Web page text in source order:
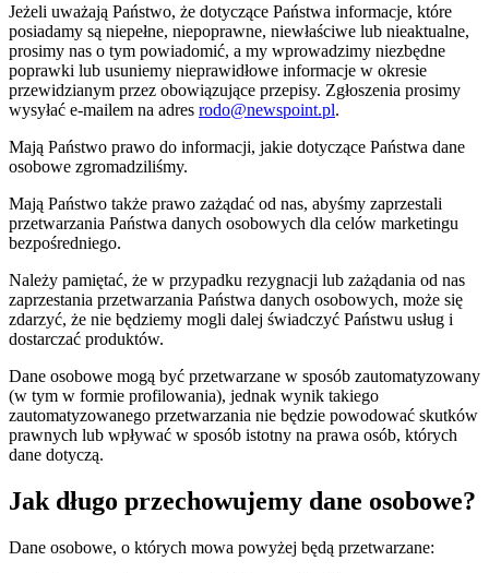
Jeżeli uważają Państwo, że dotyczące Państwa informacje, które
posiadamy są niepełne, niepoprawne, niewłaściwe lub nieaktualne,
prosimy nas o tym powiadomić, a my wprowadzimy niezbędne
poprawki lub usuniemy nieprawidłowe informacje w okresie
przewidzianym przez obowiązujące przepisy. Zgłoszenia prosimy
wysyłać e-mailem na adres rodo@newspoint.pl.
Mają Państwo prawo do informacji, jakie dotyczące Państwa dane
osobowe zgromadziliśmy.
Mają Państwo także prawo zażądać od nas, abyśmy zaprzestali
przetwarzania Państwa danych osobowych dla celów marketingu
bezpośredniego.
Należy pamiętać, że w przypadku rezygnacji lub zażądania od nas
zaprzestania przetwarzania Państwa danych osobowych, może się
zdarzyć, że nie będziemy mogli dalej świadczyć Państwu usług i
dostarczać produktów.
Dane osobowe mogą być przetwarzane w sposób zautomatyzowany
(w tym w formie profilowania), jednak wynik takiego
zautomatyzowanego przetwarzania nie będzie powodować skutków
prawnych lub wpływać w sposób istotny na prawa osób, których
dane dotyczą.
Jak długo przechowujemy dane osobowe?
Dane osobowe, o których mowa powyżej będą przetwarzane: